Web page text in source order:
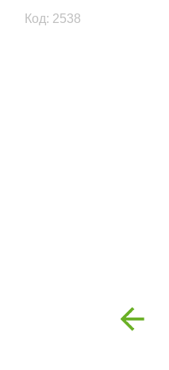
Код: 2538
Previous